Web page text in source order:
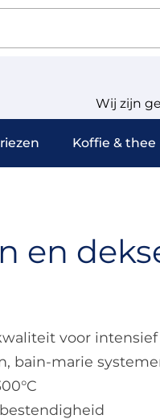
Wij zijn
Koffie & thee
en
voor
bain-marie